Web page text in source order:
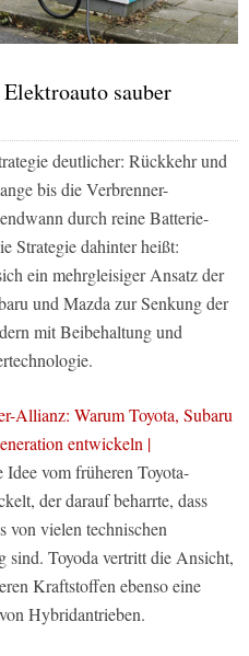
sauber
deutlicher: Rückkehr und
bis die Verbrenner-
durch reine Batterie-
Strategie dahinter heißt:
ein mehrgleisiger Ansatz der
und Mazda zur Senkung der
mit Beibehaltung und
Allianz: Warum Toyota, Subaru
entwickeln |
Idee vom früheren Toyota-
der darauf beharrte, dass
von vielen technischen
Toyoda vertritt die Ansicht,
Kraftstoffen ebenso eine
Hybridantrieben.